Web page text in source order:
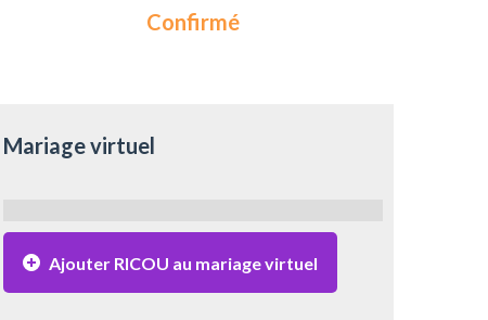
Confirmé
Mariage virtuel
Ajouter RICOU au mariage virtuel